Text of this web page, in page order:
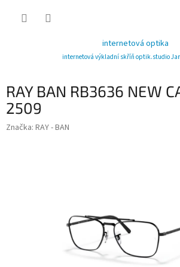
internetová optika
internetová výkladní skříň optik.studio
RAY BAN RB3636 NEW
2509
Značka: RAY - BAN